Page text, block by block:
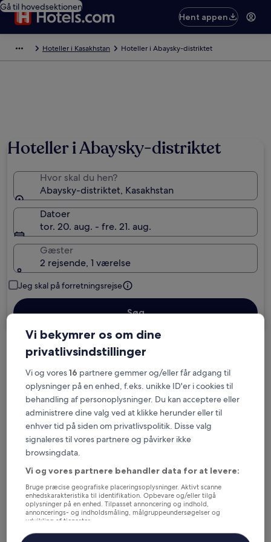
Gå til hovedsektionen
Hent appen
Hoteller i Kasakhstan Hoteller i Abaysky-distriktet
Hoteller i Abaysky-distriktet
Hvor skal du hen?
Abaysky-distriktet, Kasakhstan
Datoer
tor. 20. aug. - fre. 21. aug.
Gæster
2 rejsende, 1 værelse
Jeg skal på forretningsrejse
Søg
Muligheder for gratis afbestilling, hvis dine
planer ændrer sig
Optjen fordele for hver overnatning
Spar flere penge med medlemspriser
Tjek priser for disse datoer
I aften
6. aug. - 7. aug.
I morgen
7. aug. - 8. aug.
Vi bekymrer os om dine
privatlivsindstillinger
Vi og vores16 partnere gemmer og/eller får adgang til
oplysninger på en enhed, f.eks. unikke ID'er i cookies til
behandling af personoplysninger. Du kan acceptere eller
administrere dine valg ved at klikke herunder eller til
enhver tid på siden om privatlivspolitik. Disse valg
signaleres til vores partnere og påvirker ikke
browsingdata.
Vi og vores partnere behandler data for at levere:
Bruge præcise geografiske placeringsoplysninger. Aktivt scanne
enhedskarakteristika til identifikation. Opbevare og/eller tilgå
oplysninger på en enhed. Tilpasset annoncering og indhold,
annoncerings- og indholdsmåling, målgruppeundersøgelser og
udvikling af tjenester.
Liste over partnere (leverandører)